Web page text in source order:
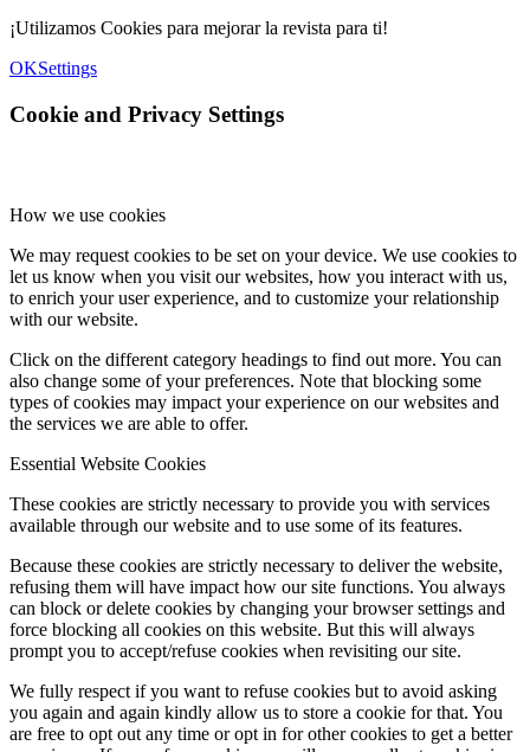
¡Utilizamos Cookies para mejorar la revista para ti!
OKSettings
Cookie and Privacy Settings
How we use cookies
We may request cookies to be set on your device. We use cookies to
let us know when you visit our websites, how you interact with us,
to enrich your user experience, and to customize your relationship
with our website.
Click on the different category headings to find out more. You can
also change some of your preferences. Note that blocking some
types of cookies may impact your experience on our websites and
the services we are able to offer.
Essential Website Cookies
These cookies are strictly necessary to provide you with services
available through our website and to use some of its features.
Because these cookies are strictly necessary to deliver the website,
refusing them will have impact how our site functions. You always
can block or delete cookies by changing your browser settings and
force blocking all cookies on this website. But this will always
prompt you to accept/refuse cookies when revisiting our site.
We fully respect if you want to refuse cookies but to avoid asking
you again and again kindly allow us to store a cookie for that. You
are free to opt out any time or opt in for other cookies to get a better